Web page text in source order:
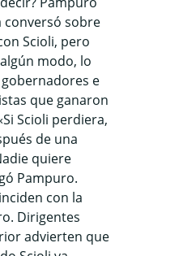
conversó sobre
Scioli, pero
modo, lo
e
que ganaron
Scioli perdiera,
de una
quiere
Pampuro.
con la
Dirigentes
advierten que